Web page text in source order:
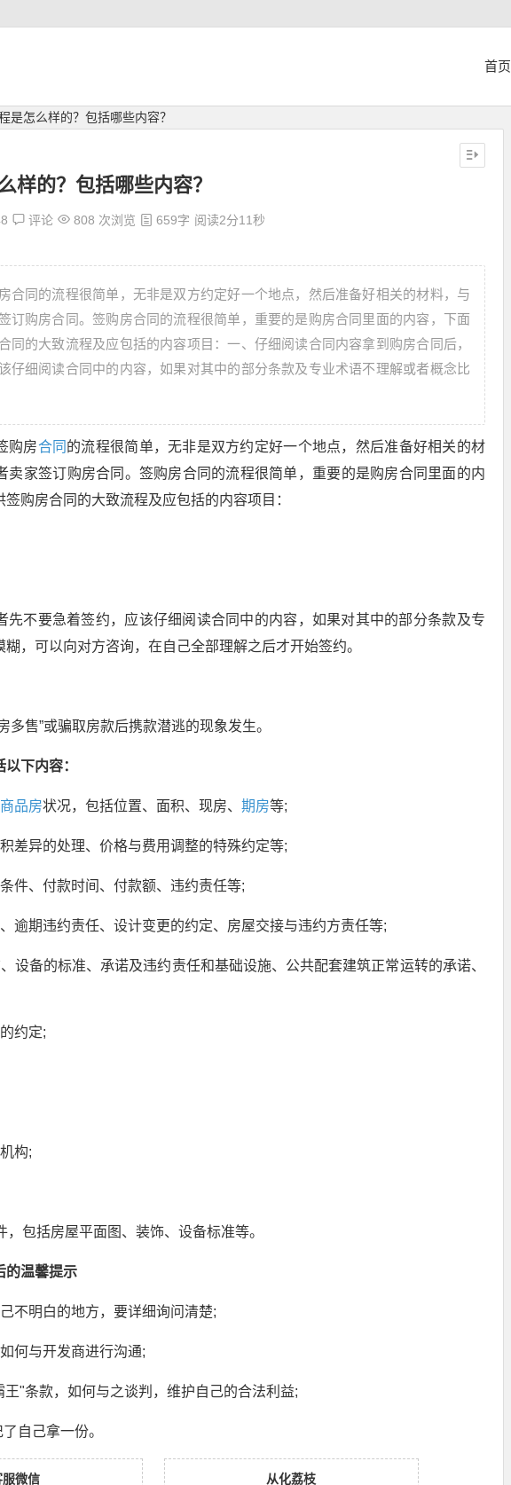
首页
是怎么样的？包括哪些内容？
样的？包括哪些内容？
评论 808 次浏览 659字 阅读2分11秒
合同的流程很简单，无非是双方约定好一个地点，然后准备好相关的材料，与
订购房合同。签购房合同的流程很简单，重要的是购房合同里面的内容，下面
同的大致流程及应包括的内容项目：一、仔细阅读合同内容拿到购房合同后，
仔细阅读合同中的内容，如果对其中的部分条款及专业术语不理解或者概念比
购房合同 的流程很简单，无非是双方约定好一个地点，然后准备好相关的材
卖家签订购房合同。签购房合同的流程很简单，重要的是购房合同里面的内
购房合同的大致流程及应包括的内容项目：
先不要急着签约，应该仔细阅读合同中的内容，如果对其中的部分条款及专
，可以向对方咨询，在自己全部理解之后才开始签约。
多售”或骗取房款后携款潜逃的现象发生。
下内容：
商品房状况，包括位置、面积、现房、 期房等;
差异的处理、价格与费用调整的特殊约定等;
件、付款时间、付款额、违约责任等;
逾期违约责任、设计变更的约定、房屋交接与违约方责任等;
设备的标准、承诺及违约责任和基础设施、公共配套建筑正常运转的承诺、
的约定;
构;
包括房屋平面图、装饰、设备标准等。
的温馨提示
不明白的地方，要详细询问清楚;
何与开发商进行沟通;
"条款，如何与之谈判，维护自己的合法利益;
自己拿一份。
服微信
从化荔枝